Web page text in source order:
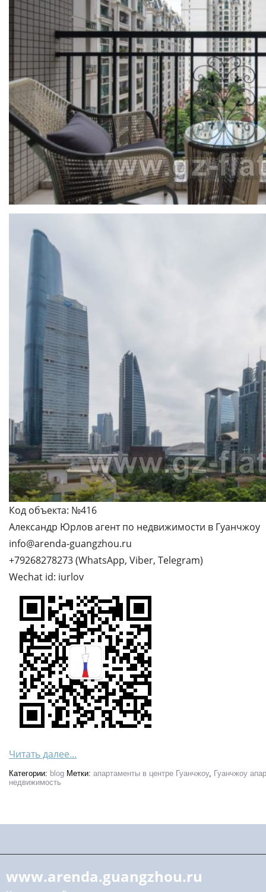
Код объекта: №416
Александр Юрлов агент по недвижимости в Гуанчжоу
info@arenda-guangzhou.ru
+79268278273 (WhatsApp, Viber, Telegram)
Wechat id: iurlov
Читать далее...
Категории: blog Метки: апартаменты в центре Гуанчжоу, Гуанчжоу
недвижимость
www.arenda.guangzhou.ru